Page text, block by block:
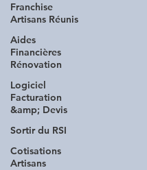
Franchise
Artisans Réunis
Aides
Financières
Rénovation
Logiciel
Facturation
&amp; Devis
Sortir du RSI
Cotisations
Artisans